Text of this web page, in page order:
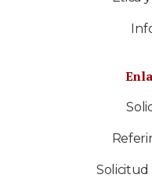
Solicitud